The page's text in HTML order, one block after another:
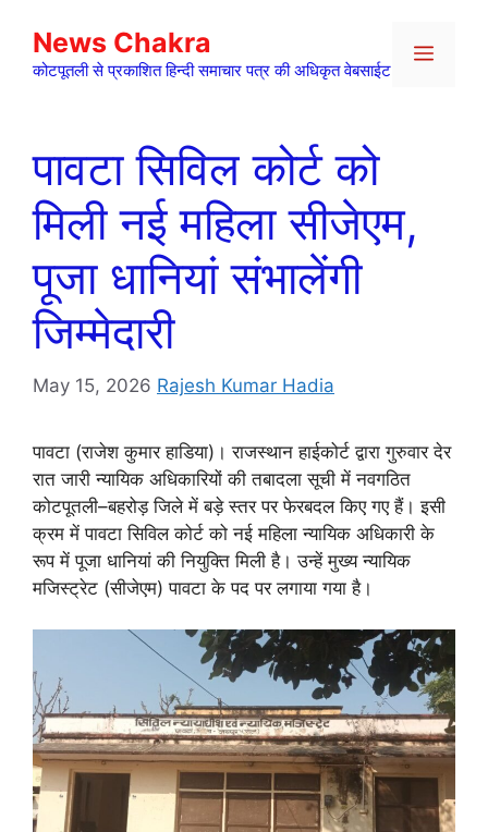
content
News Chakra
कोटपूतली से प्रकाशित हिन्दी समाचार पत्र की अधिकृत वेबसाईट
Menu
पावटा सिविल कोर्ट को
मिली नई महिला सीजेएम,
पूजा धानियां संभालेंगी
जिम्मेदारी
May 15, 2026 Rajesh Kumar Hadia
पावटा (राजेश कुमार हाडिया)। राजस्थान हाईकोर्ट द्वारा गुरुवार देर
रात जारी न्यायिक अधिकारियों की तबादला सूची में नवगठित
कोटपूतली–बहरोड़ जिले में बड़े स्तर पर फेरबदल किए गए हैं। इसी
क्रम में पावटा सिविल कोर्ट को नई महिला न्यायिक अधिकारी के
रूप में पूजा धानियां की नियुक्ति मिली है। उन्हें मुख्य न्यायिक
मजिस्ट्रेट (सीजेएम) पावटा के पद पर लगाया गया है।